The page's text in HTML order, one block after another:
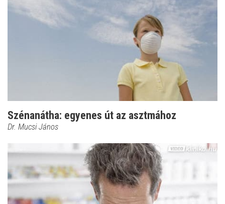
Szénanátha: egyenes út az asztmához
Dr. Mucsi János